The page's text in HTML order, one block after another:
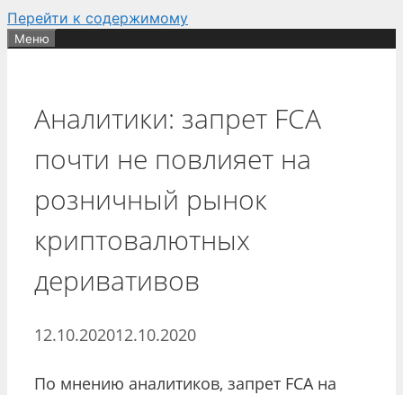
Перейти к содержимому
Меню
Аналитики: запрет FCA
почти не повлияет на
розничный рынок
криптовалютных
деривативов
12.10.202012.10.2020
По мнению аналитиков, запрет FCA на